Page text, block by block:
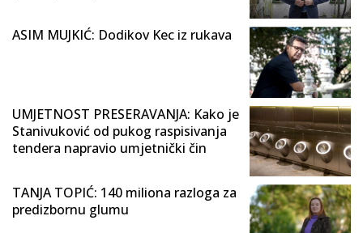
ASIM MUJKIĆ: Dodikov Kec iz rukava
UMJETNOST PRESERAVANJA: Kako je
Stanivuković od pukog raspisivanja
tendera napravio umjetnički čin
TANJA TOPIĆ: 140 miliona razloga za
predizbornu glumu